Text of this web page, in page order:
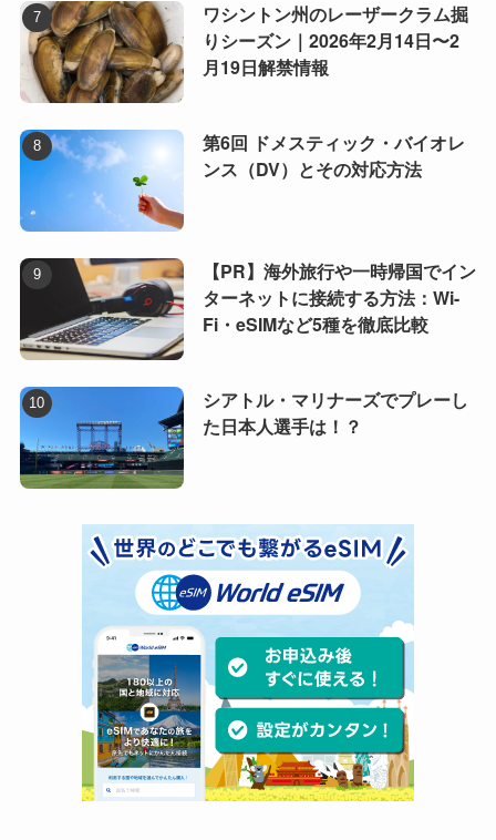
ワシントン州のレーザークラム掘
りシーズン｜2026年2月14日〜2
月19日解禁情報
第6回 ドメスティック・バイオレ
ンス（DV）とその対応方法
【PR】海外旅行や一時帰国でイン
ターネットに接続する方法：Wi-
Fi・eSIMなど5種を徹底比較
シアトル・マリナーズでプレーし
た日本人選手は！？